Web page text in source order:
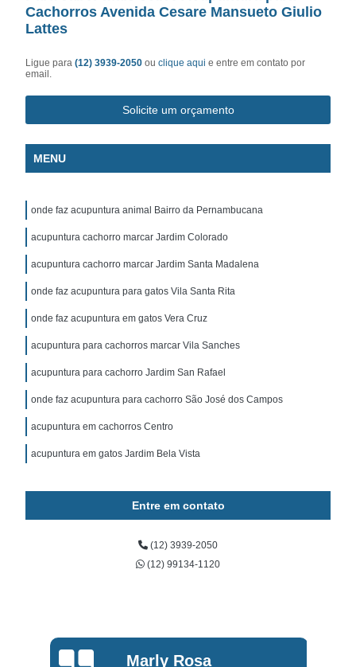
Cachorros Avenida Cesare Mansueto Giulio
Lattes
Ligue para(12) 3939-2050ouclique aqui e entre em contato por
email.
Solicite um orçamento
MENU
onde faz acupuntura animal Bairro da Pernambucana
acupuntura cachorro marcar Jardim Colorado
acupuntura cachorro marcar Jardim Santa Madalena
onde faz acupuntura para gatos Vila Santa Rita
onde faz acupuntura em gatos Vera Cruz
acupuntura para cachorros marcar Vila Sanches
acupuntura para cachorro Jardim San Rafael
onde faz acupuntura para cachorro São José dos Campos
acupuntura em cachorros Centro
acupuntura em gatos Jardim Bela Vista
Entre em contato
(12) 3939-2050
(12) 99134-1120
Marly Rosa